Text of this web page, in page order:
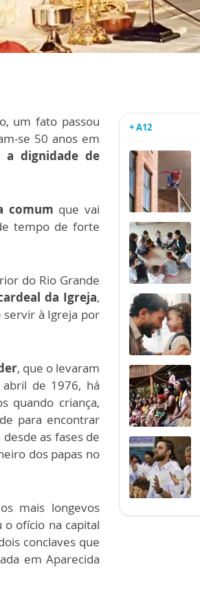
um fato passou
se 50 anos em
a dignidade de
comum que vai
tempo de forte
do Rio Grande
da Igreja,
servir à Igreja por
, que o levaram
de 1976, há
quando criança,
para encontrar
as fases de
dos papas no
mais longevos
o ofício na capital
conclaves que
em Aparecida
+ A12